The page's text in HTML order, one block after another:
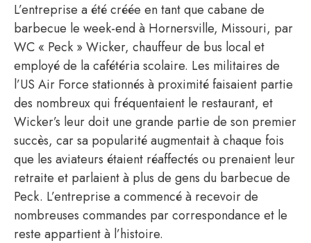
L’entreprise a été créée en tant que cabane de
barbecue le week-end à Hornersville, Missouri, par
WC « Peck » Wicker, chauffeur de bus local et
employé de la cafétéria scolaire. Les militaires de
l’US Air Force stationnés à proximité faisaient partie
des nombreux qui fréquentaient le restaurant, et
Wicker’s leur doit une grande partie de son premier
succès, car sa popularité augmentait à chaque fois
que les aviateurs étaient réaffectés ou prenaient leur
retraite et parlaient à plus de gens du barbecue de
Peck. L’entreprise a commencé à recevoir de
nombreuses commandes par correspondance et le
reste appartient à l’histoire.